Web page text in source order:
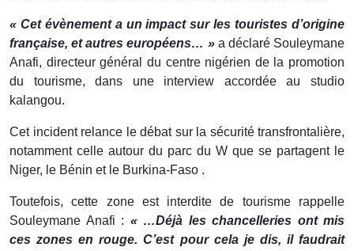
« Cet évènement a un impact sur les touristes d’origine
française, et autres européens… »a déclaré Souleymane
Anafi, directeur général du centre nigérien de la promotion
du tourisme, dans une interview accordée au studio
kalangou.
Cet incident relance le débat sur la sécurité transfrontalière,
notamment celle autour du parc du W que se partagent le
Niger, le Bénin et le Burkina-Faso .
Toutefois, cette zone est interdite de tourisme rappelle
Souleymane Anafi : « …Déjà les chancelleries ont mis
ces zones en rouge. C’est pour cela je dis, il faudrait